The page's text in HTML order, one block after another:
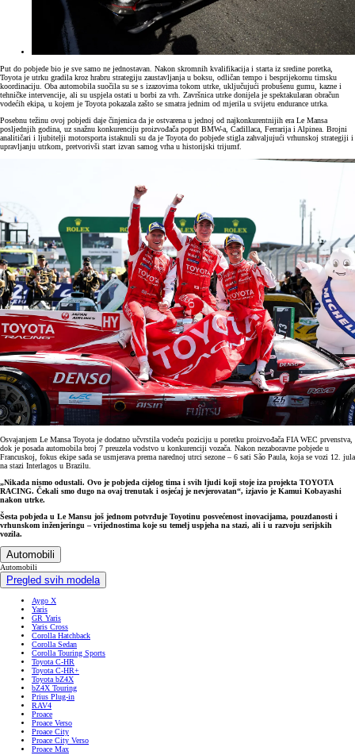
Put do pobjede bio je sve samo ne jednostavan. Nakon skromnih kvalifikacija i starta iz sredine poretka,
Toyota je utrku gradila kroz hrabru strategiju zaustavljanja u boksu, odličan tempo i besprijekornu timsku
koordinaciju. Oba automobila suočila su se s izazovima tokom utrke, uključujući probušenu gumu, kazne i
tehničke intervencije, ali su uspjela ostati u borbi za vrh. Završnica utrke donijela je spektakularan obračun
vodećih ekipa, u kojem je Toyota pokazala zašto se smatra jednim od mjerila u svijetu endurance utrka.
Posebnu težinu ovoj pobjedi daje činjenica da je ostvarena u jednoj od najkonkurentnijih era Le Mansa
posljednjih godina, uz snažnu konkurenciju proizvođača poput BMW-a, Cadillaca, Ferrarija i Alpinea. Brojni
analitičari i ljubitelji motorsporta istaknuli su da je Toyota do pobjede stigla zahvaljujući vrhunskoj strategiji i
upravljanju utrkom, pretvorivši start izvan samog vrha u historijski trijumf.
Osvajanjem Le Mansa Toyota je dodatno učvrstila vodeću poziciju u poretku proizvođača FIA WEC prvenstva,
dok je posada automobila broj 7 preuzela vodstvo u konkurenciji vozača. Nakon nezaboravne pobjede u
Francuskoj, fokus ekipe sada se usmjerava prema narednoj utrci sezone – 6 sati São Paula, koja se vozi 12. jula
na stazi Interlagos u Brazilu.
„Nikada nismo odustali. Ovo je pobjeda cijelog tima i svih ljudi koji stoje iza projekta TOYOTA
RACING. Čekali smo dugo na ovaj trenutak i osjećaj je nevjerovatan“, izjavio je Kamui Kobayashi
nakon utrke.
Šesta pobjeda u Le Mansu još jednom potvrđuje Toyotinu posvećenost inovacijama, pouzdanosti i
vrhunskom inženjeringu – vrijednostima koje su temelj uspjeha na stazi, ali i u razvoju serijskih
vozila.
Automobili
Automobili
Pregled svih modela
Aygo X
Yaris
GR Yaris
Yaris Cross
Corolla Hatchback
Corolla Sedan
Corolla Touring Sports
Toyota C-HR
Toyota C-HR+
Toyota bZ4X
bZ4X Touring
Prius Plug-in
RAV4
Proace
Proace Verso
Proace City
Proace City Verso
Proace Max